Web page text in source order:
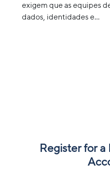
exigem que as equipes
dados, identidades e...
Register for